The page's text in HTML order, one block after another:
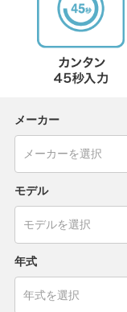
メーカー
モデル
年式